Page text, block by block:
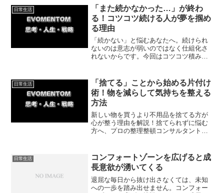
日常生活
「また続かなかった…」が終わ
る！コツコツ続ける人が夢を掴め
る理由
「続かない」と悩むあなたへ。続けられ
ないのは意志が弱いのではなく仕組化さ
れないからです。今回はコツコツ積み重
なく続けるための具体的な３ステップを
紹介していきます。
日常生活
「捨てる」ことから始める片付け
術！物を減らして気持ちを整える
方法
新しい物を買うより不用品を捨てる方が
心が整う理由を解説！捨てられずに悩む
方へ、プロの整理整頓コンサルタントを
理なくできる一歩から始めて、軽やかな
暮らしを取り戻しましょう。
日常生活
コンフォートゾーンを広げると成
長意欲が湧いてくる
退屈な毎日から抜け出さなくては、未知
への一歩を踏み出せません。コンフォー